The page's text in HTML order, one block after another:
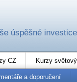
úspěšné investice
CZ Kurzy
a doporučení